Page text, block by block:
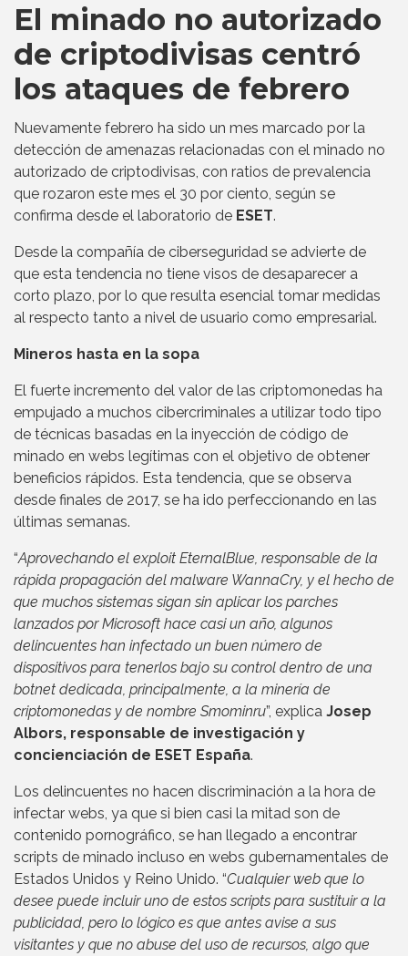
El minado no autorizado
de criptodivisas centró
los ataques de febrero
Nuevamente febrero ha sido un mes marcado por la
detección de amenazas relacionadas con el minado no
autorizado de criptodivisas, con ratios de prevalencia
que rozaron este mes el 30 por ciento, según se
confirma desde el laboratorio de ESET.
Desde la compañía de ciberseguridad se advierte de
que esta tendencia no tiene visos de desaparecer a
corto plazo, por lo que resulta esencial tomar medidas
al respecto tanto a nivel de usuario como empresarial.
Mineros hasta en la sopa
El fuerte incremento del valor de las criptomonedas ha
empujado a muchos cibercriminales a utilizar todo tipo
de técnicas basadas en la inyección de código de
minado en webs legítimas con el objetivo de obtener
beneficios rápidos. Esta tendencia, que se observa
desde finales de 2017, se ha ido perfeccionando en las
últimas semanas.
“Aprovechando el exploit EternalBlue, responsable de la
rápida propagación del malware WannaCry, y el hecho de
que muchos sistemas sigan sin aplicar los parches
lanzados por Microsoft hace casi un año, algunos
delincuentes han infectado un buen número de
dispositivos para tenerlos bajo su control dentro de una
botnet dedicada, principalmente, a la minería de
criptomonedas y de nombre Smominru”, explica Josep
Albors, responsable de investigación y
concienciación de ESET España.
Los delincuentes no hacen discriminación a la hora de
infectar webs, ya que si bien casi la mitad son de
contenido pornográfico, se han llegado a encontrar
scripts de minado incluso en webs gubernamentales de
Estados Unidos y Reino Unido. “Cualquier web que lo
desee puede incluir uno de estos scripts para sustituir a la
publicidad, pero lo lógico es que antes avise a sus
visitantes y que no abuse del uso de recursos, algo que